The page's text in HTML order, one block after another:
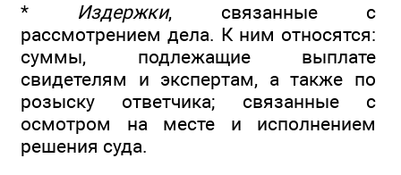
* Издержки, связанные с
рассмотрением дела. К ним относятся:
суммы, подлежащие выплате
свидетелям и экспертам, а также по
розыску ответчика; связанные с
осмотром на месте и исполнением
решения суда.